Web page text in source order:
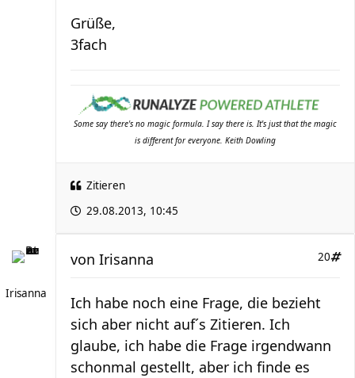
Grüße,
3fach
Some say there's no magic formula. I say there is. It's just that the magic
is different for everyone. Keith Dowling
Zitieren
29.08.2013, 10:45
Irisanna
20
von Irisanna
Ich habe noch eine Frage, die bezieht
sich aber nicht auf´s Zitieren. Ich
glaube, ich habe die Frage irgendwann
schonmal gestellt, aber ich finde es